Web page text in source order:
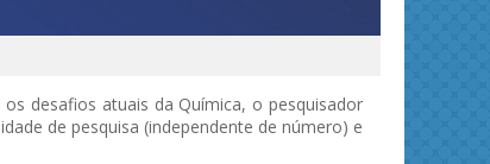
desafios atuais da Química, o pesquisador
de pesquisa (independente de número) e